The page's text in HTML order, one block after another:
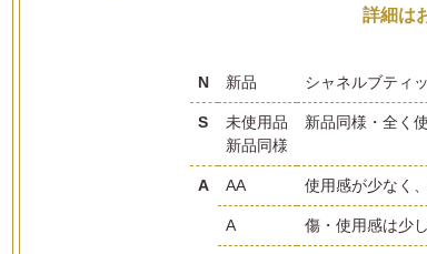
詳細は
N 新品 シャネルブティ
S
未使用品
新品同様
新品同様・全く
A AA 使用感が少なく
A 傷・使用感は少